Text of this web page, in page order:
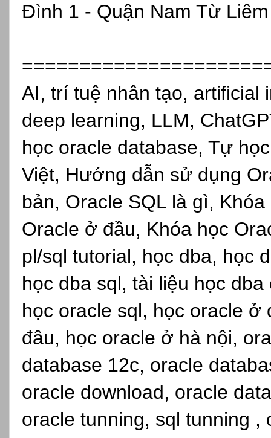
Đình 1 - Quận Nam Từ Liêm
AI, trí tuệ nhân tạo, artificial
deep learning, LLM,
học oracle database, Tự
Việt, Hướng dẫn sử dụng
bản, Oracle SQL là gì,
Oracle ở đầu, Khóa học
pl/sql tutorial, học dba, học
học dba sql, tài liệu học
học oracle sql, học oracle
đâu, học oracle ở hà nội,
database 12c, oracle
oracle download, oracle
oracle tunning, sql tunning ,